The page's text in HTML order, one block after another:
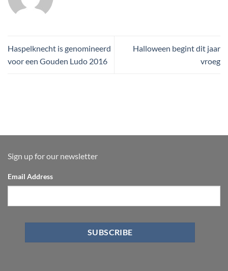
Haspelknecht is genomineerd
voor een Gouden Ludo 2016
Halloween begint dit jaar
vroeg
Sign up for our newsletter
Email Address